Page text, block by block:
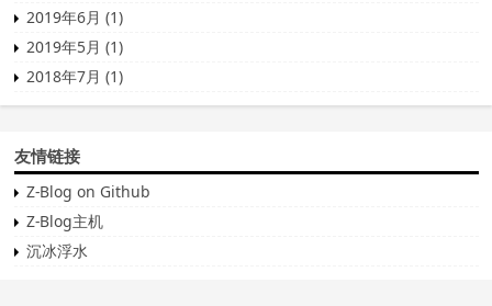
2019年6月 (1)
2019年5月 (1)
2018年7月 (1)
友情链接
Z-Blog on Github
Z-Blog主机
沉冰浮水